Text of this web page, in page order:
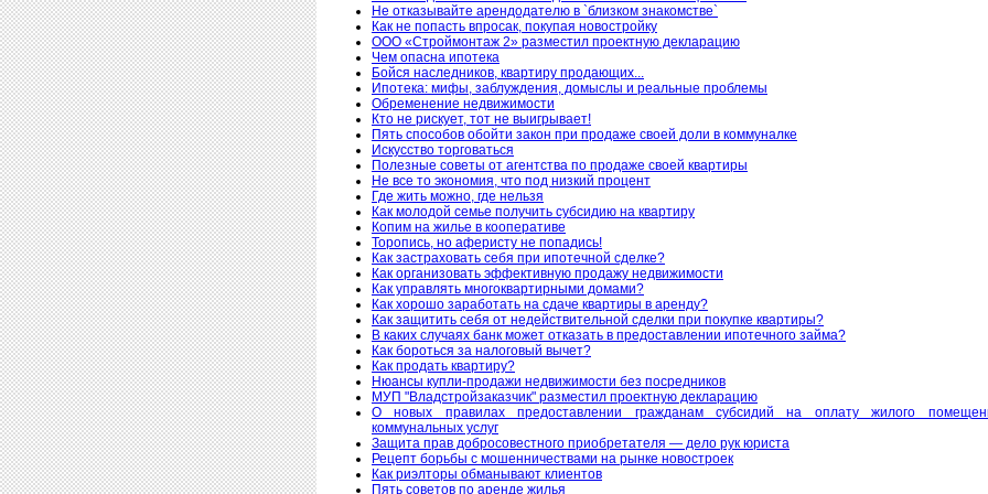
Не отказывайте арендодателю в `близком знакомстве`
Как не попасть впросак, покупая новостройку
ООО «Строймонтаж 2» разместил проектную декларацию
Чем опасна ипотека
Бойся наследников, квартиру продающих...
Ипотека: мифы, заблуждения, домыслы и реальные проблемы
Обременение недвижимости
Кто не рискует, тот не выигрывает!
Пять способов обойти закон при продаже своей доли в коммуналке
Искусство торговаться
Полезные советы от агентства по продаже своей квартиры
Не все то экономия, что под низкий процент
Где жить можно, где нельзя
Как молодой семье получить субсидию на квартиру
Копим на жилье в кооперативе
Торопись, но аферисту не попадись!
Как застраховать себя при ипотечной сделке?
Как организовать эффективную продажу недвижимости
Как управлять многоквартирными домами?
Как хорошо заработать на сдаче квартиры в аренду?
Как защитить себя от недействительной сделки при покупке квартиры?
В каких случаях банк может отказать в предоставлении ипотечного займа?
Как бороться за налоговый вычет?
Как продать квартиру?
Нюансы купли-продажи недвижимости без посредников
МУП "Владстройзаказчик" разместил проектную декларацию
О новых правилах предоставлении гражданам субсидий на оплату жилого
коммунальных услуг
Защита прав добросовестного приобретателя — дело рук юриста
Рецепт борьбы с мошенничествами на рынке новостроек
Как риэлторы обманывают клиентов
Пять советов по аренде жилья